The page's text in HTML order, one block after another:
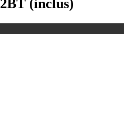
(inclus)